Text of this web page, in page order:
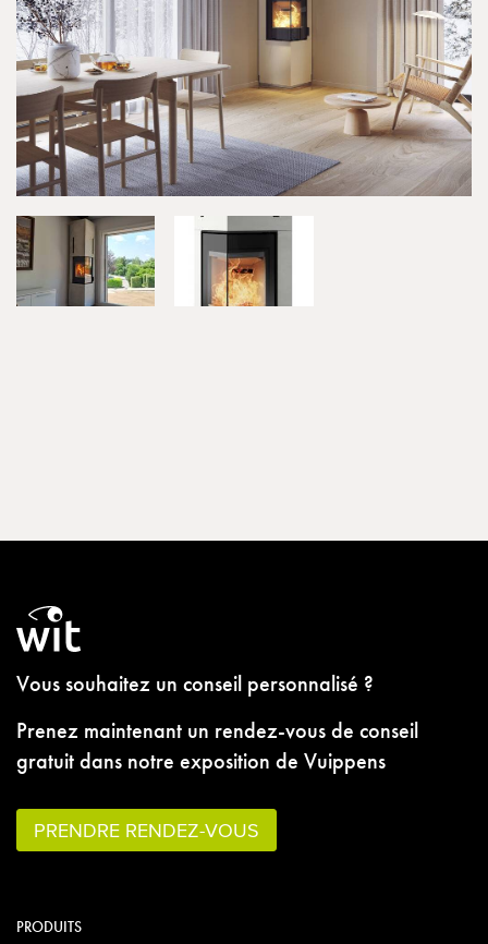
Vous souhaitez un conseil personnalisé ?
Prenez maintenant un rendez-vous de conseil
gratuit dans notre exposition de Vuippens
PRENDRE RENDEZ-VOUS
PRODUITS